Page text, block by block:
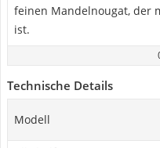
feinen Mandelnougat, der
ist.
Technische Details
Modell